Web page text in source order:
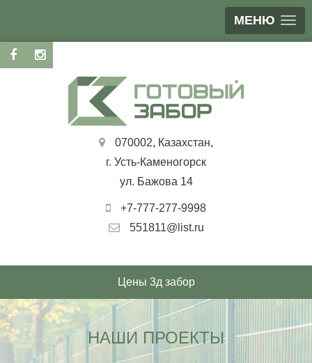
МЕНЮ
070002, Казахстан,
г. Усть-Каменогорск
ул. Бажова 14
+7-777-277-9998
551811@list.ru
Цены 3д забор
НАШИ ПРОЕКТЫ